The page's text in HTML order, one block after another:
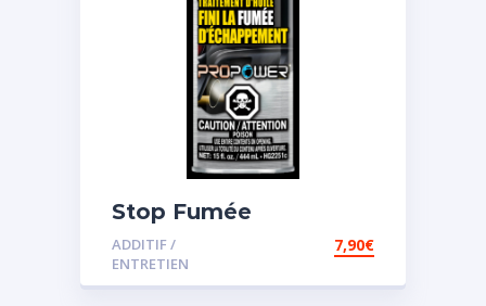
Stop Fumée
ADDITIF /
ENTRETIEN
7,90€